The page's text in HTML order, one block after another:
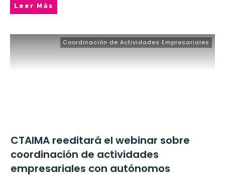
Leer Más
Coordinación de Actividades Empresariales
CTAIMA reeditará el webinar sobre
coordinación de actividades
empresariales con autónomos